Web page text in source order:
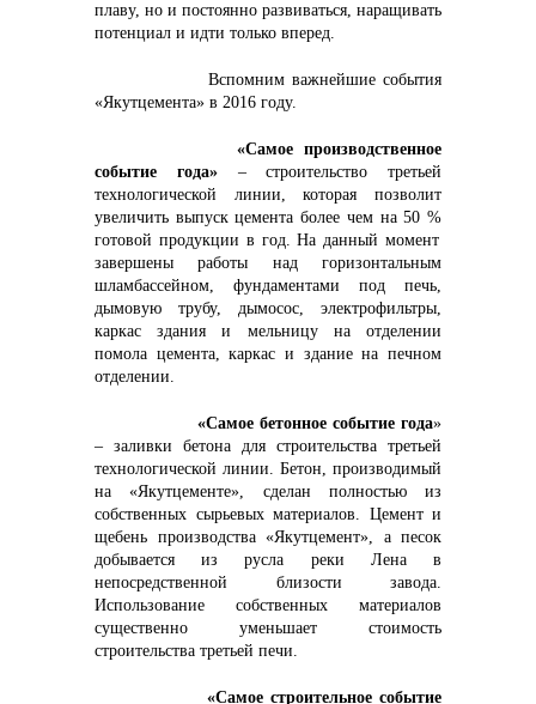
+7 (423) 234 50 50
info@vostokcement.ru
плаву, но и постоянно развиваться, наращивать
потенциал и идти только вперед.
Вспомним важнейшие события
«Якутцемента» в 2016 году.
«Самое производственное
событие года»– строительство третьей
технологической линии, которая позволит
увеличить выпуск цементаболее чем на 50 %
готовой продукции в год. На данный момент
завершены работы над горизонтальным
шламбассейном, фундаментами под печь,
дымовую трубу, дымосос, электрофильтры,
каркас здания и мельницу на отделении
помола цемента, каркас и здание на печном
отделении.
«Самое бетонное событие года»
– заливки бетона для строительства третьей
технологической линии. Бетон, производимый
на «Якутцементе», сделан полностью из
собственных сырьевых материалов. Цемент и
щебень производства «Якутцемент», а песок
добывается из русла реки Лена в
непосредственной близости завода.
Использование собственных материалов
существенно уменьшает стоимость
строительства третьей печи.
«Самое строительное событие